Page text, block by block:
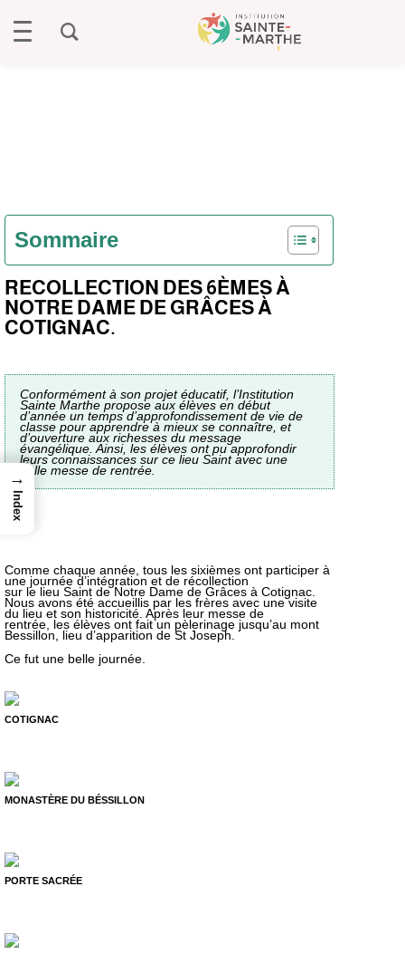
Sommaire
RECOLLECTION DES 6ÈMES À
NOTRE DAME DE GRÂCES À
COTIGNAC.
Conformément à son projet éducatif, l’Institution
Sainte Marthe propose aux élèves en début
d’année un temps d’approfondissement de vie de
classe pour apprendre à mieux se connaître, et
d’ouverture aux richesses du message
évangélique. Ainsi, les élèves ont pu approfondir
leurs connaissances sur ce lieu Saint avec une
belle messe de rentrée.
Comme chaque année, tous les sixièmes ont participer à
une journée d’intégration et de récollection
sur le lieu Saint de Notre Dame de Grâces à Cotignac.
Nous avons été accueillis par les frères avec une visite
du lieu et son historicité. Après leur messe de
rentrée, les élèves ont fait un pèlerinage jusqu’au mont
Bessillon, lieu d’apparition de St Joseph.
Ce fut une belle journée.
COTIGNAC
MONASTÈRE DU BÉSSILLON
PORTE SACRÉE
→
Index